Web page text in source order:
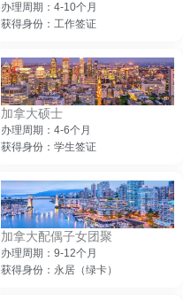
办理周期：4-10个月
获得身份：工作签证
加拿大硕士
办理周期：4-6个月
获得身份：学生签证
加拿大配偶子女团聚
办理周期：9-12个月
获得身份：永居（绿卡）